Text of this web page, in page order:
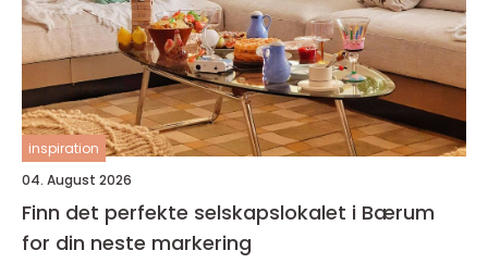
inspiration
04. August 2026
Finn det perfekte selskapslokalet i Bærum
for din neste markering